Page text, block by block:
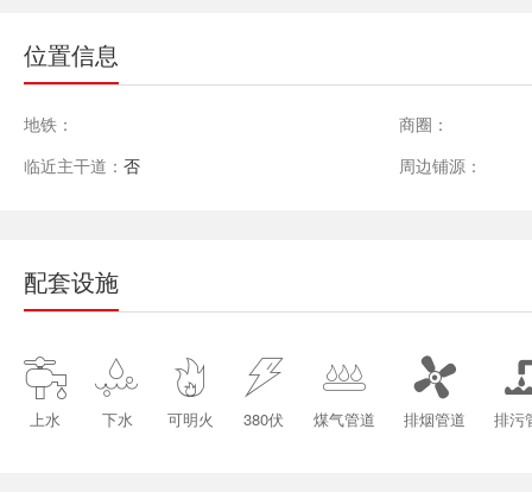
位置信息
地铁：
商圈：
临近主干道： 否 周边铺源：
配套设施

上水

下水

可明火

380伏

煤气管道

排烟管道 排污